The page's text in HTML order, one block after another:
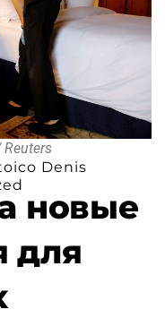
Denis
новые
для